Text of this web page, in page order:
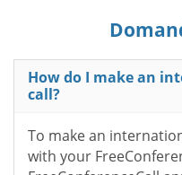
How do I make an
call?
To make an
with your